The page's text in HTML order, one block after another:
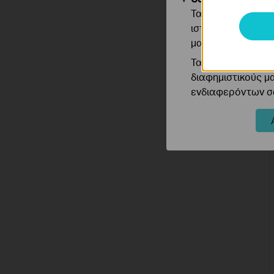
Τα cookie
ιστότοπό μας
μας.
Τα διαφημιστικά
διαφημιστικούς
ενδιαφερόντων